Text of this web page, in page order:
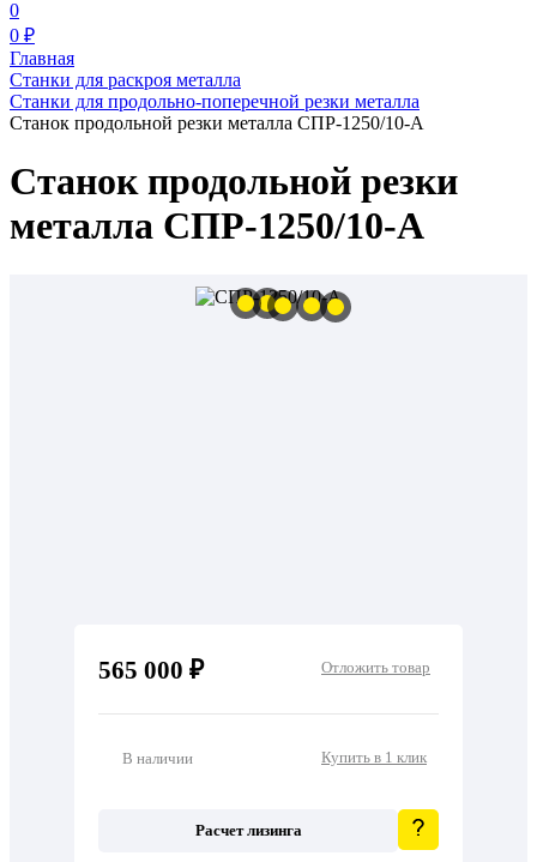
0
0 ₽
Главная
Станки для раскроя металла
Станки для продольно-поперечной резки металла
Станок продольной резки металла СПР-1250/10-А
Станок продольной резки
металла СПР-1250/10-А
565 000 ₽ Отложить товар
В наличии Купить в 1 клик
Расчет лизинга